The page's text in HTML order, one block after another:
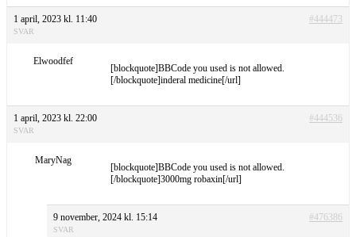
1 april, 2023 kl. 11:40 #444473
SVAR
Elwoodfef
[blockquote]BBCode you used is not allowed.
[/blockquote]inderal medicine[/url]
1 april, 2023 kl. 22:00 #444536
SVAR
MaryNag
[blockquote]BBCode you used is not allowed.
[/blockquote]3000mg robaxin[/url]
9 november, 2024 kl. 15:14 #476386
SVAR